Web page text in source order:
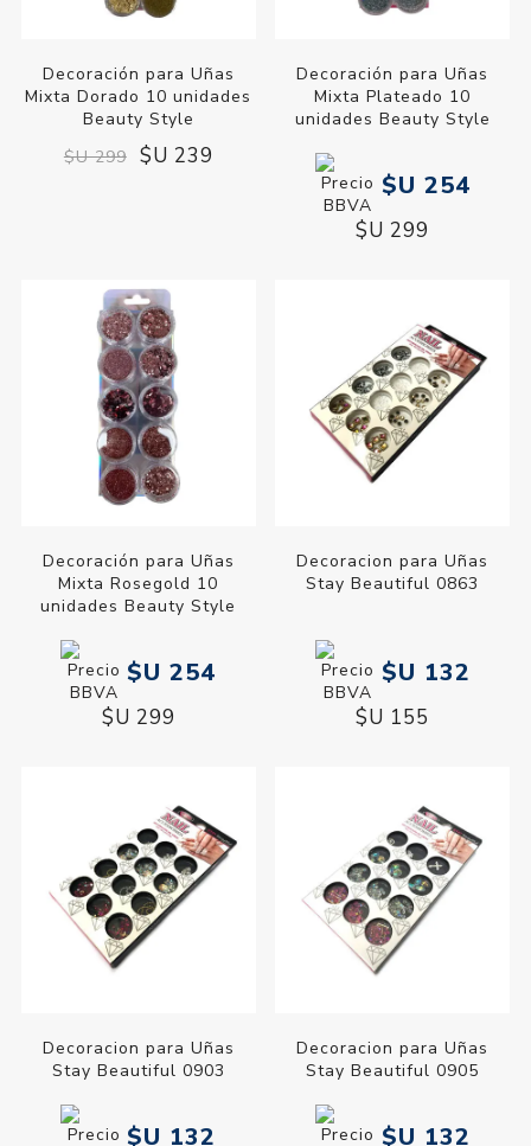
Decoración para Uñas
Mixta Dorado 10 unidades
Beauty Style
$U 299 $U 239
Decoración para Uñas
Mixta Plateado 10
unidades Beauty Style
$U 254
$U 299
Decoración para Uñas
Mixta Rosegold 10
unidades Beauty Style
$U 254
$U 299
Decoracion para Uñas
Stay Beautiful 0863
$U 132
$U 155
Decoracion para Uñas
Stay Beautiful 0903
$U 132
Decoracion para Uñas
Stay Beautiful 0905
$U 132